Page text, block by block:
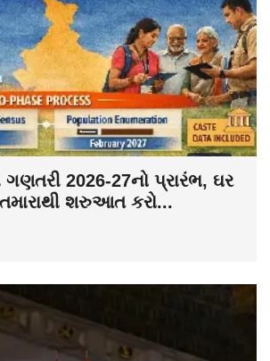
ગણતરી 2026-27નો પ્રારંભ, ઘર
શરુઆત કરો...